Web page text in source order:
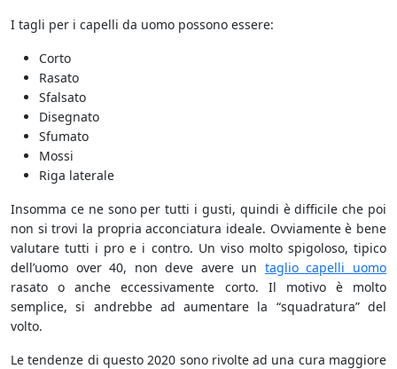
I tagli per i capelli da uomo possono essere:
Corto
Rasato
Sfalsato
Disegnato
Sfumato
Mossi
Riga laterale
Insomma ce ne sono per tutti i gusti, quindi è difficile che poi
non si trovi la propria acconciatura ideale. Ovviamente è bene
valutare tutti i pro e i contro. Un viso molto spigoloso, tipico
dell’uomo over 40, non deve avere un taglio capelli uomo
rasato o anche eccessivamente corto. Il motivo è molto
semplice, si andrebbe ad aumentare la “squadratura” del
volto.
Le tendenze di questo 2020 sono rivolte ad una cura maggiore